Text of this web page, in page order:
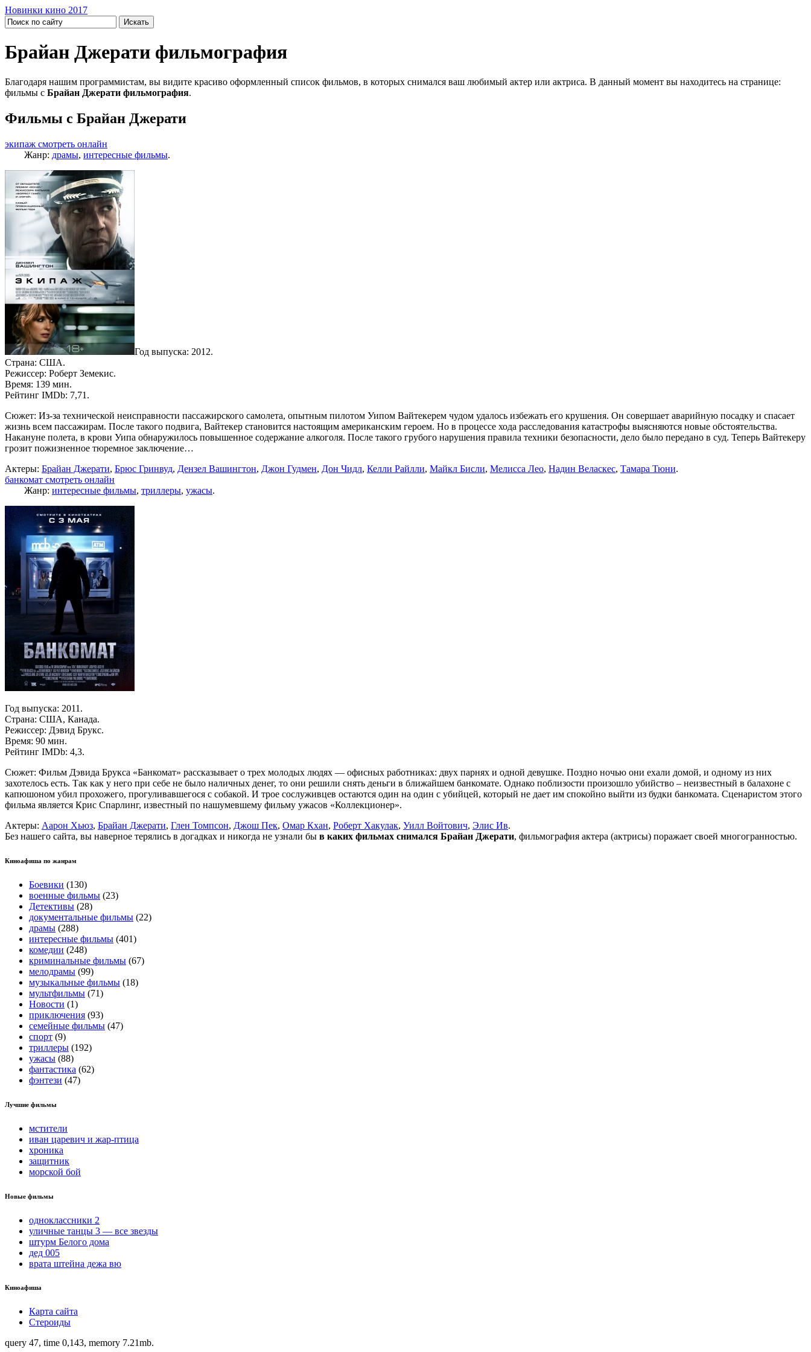
Новинки кино 2017
Брайан Джерати фильмография
Благодаря нашим программистам, вы видите красиво оформленный список фильмов, в которых снимался ваш любимый актер или актриса. В данный момент вы находитесь на странице:
фильмы с Брайан Джерати фильмография.
Фильмы с Брайан Джерати
экипаж смотреть онлайн
Жанр: драмы, интересные фильмы.
Год выпуска: 2012.
Страна: США.
Режиссер: Роберт Земекис.
Время: 139 мин.
Рейтинг IMDb: 7,71.
Сюжет: Из-за технической неисправности пассажирского самолета, опытным пилотом Уипом Вайтекерем чудом удалось избежать его крушения. Он совершает аварийную посадку и спасает
жизнь всем пассажирам. После такого подвига, Вайтекер становится настоящим американским героем. Но в процессе хода расследования катастрофы выясняются новые обстоятельства.
Накануне полета, в крови Уипа обнаружилось повышенное содержание алкоголя. После такого грубого нарушения правила техники безопасности, дело было передано в суд. Теперь Вайтекеру
грозит пожизненное тюремное заключение…
Актеры: Брайан Джерати, Брюс Гринвуд, Дензел Вашингтон, Джон Гудмен, Дон Чидл, Келли Райлли, Майкл Бисли, Мелисса Лео, Надин Веласкес, Тамара Тюни.
банкомат смотреть онлайн
Жанр: интересные фильмы, триллеры, ужасы.
Год выпуска: 2011.
Страна: США, Канада.
Режиссер: Дэвид Брукс.
Время: 90 мин.
Рейтинг IMDb: 4,3.
Сюжет: Фильм Дэвида Брукса «Банкомат» рассказывает о трех молодых людях — офисных работниках: двух парнях и одной девушке. Поздно ночью они ехали домой, и одному из них
захотелось есть. Так как у него при себе не было наличных денег, то они решили снять деньги в ближайшем банкомате. Однако поблизости произошло убийство – неизвестный в балахоне с
капюшоном убил прохожего, прогуливавшегося с собакой. И трое сослуживцев остаются один на один с убийцей, который не дает им спокойно выйти из будки банкомата. Сценаристом этого
фильма является Крис Спарлинг, известный по нашумевшему фильму ужасов «Коллекционер».
Актеры: Аарон Хьюз, Брайан Джерати, Глен Томпсон, Джош Пек, Омар Кхан, Роберт Хакулак, Уилл Войтович, Элис Ив.
Без нашего сайта, вы наверное терялись в догадках и никогда не узнали бы в каких фильмах снимался Брайан Джерати, фильмография актера (актрисы) поражает своей многогранностью.
Киноафиша по жанрам
Боевики (130)
военные фильмы (23)
Детективы (28)
документальные фильмы (22)
драмы (288)
интересные фильмы (401)
комедии (248)
криминальные фильмы (67)
мелодрамы (99)
музыкальные фильмы (18)
мультфильмы (71)
Новости (1)
приключения (93)
семейные фильмы (47)
спорт (9)
триллеры (192)
ужасы (88)
фантастика (62)
фэнтези (47)
Лучшие фильмы
мстители
иван царевич и жар-птица
хроника
защитник
морской бой
Новые фильмы
одноклассники 2
уличные танцы 3 — все звезды
штурм Белого дома
дед 005
врата штейна дежа вю
Киноафиша
Карта сайта
Стероиды
query 47, time 0,143, memory 7.21mb.